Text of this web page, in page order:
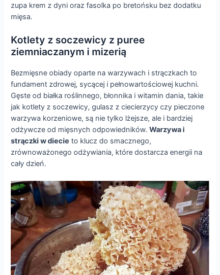
zupa krem z dyni oraz fasolka po bretońsku bez dodatku
mięsa.
Kotlety z soczewicy z puree
ziemniaczanym i mizerią
Bezmięsne obiady oparte na warzywach i strączkach to
fundament zdrowej, sycącej i pełnowartościowej kuchni.
Gęste od białka roślinnego, błonnika i witamin dania, takie
jak kotlety z soczewicy, gulasz z ciecierzycy czy pieczone
warzywa korzeniowe, są nie tylko lżejsze, ale i bardziej
odżywcze od mięsnych odpowiedników.Warzywa i
strączki w diecie to klucz do smacznego,
zrównoważonego odżywiania, które dostarcza energii na
cały dzień.